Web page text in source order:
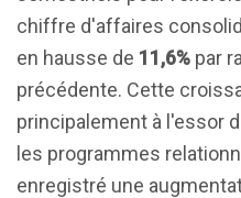
chiffre d'affaires
en hausse de 11,6% par
précédente. Cette
principalement à l'essor
les programmes
enregistré une